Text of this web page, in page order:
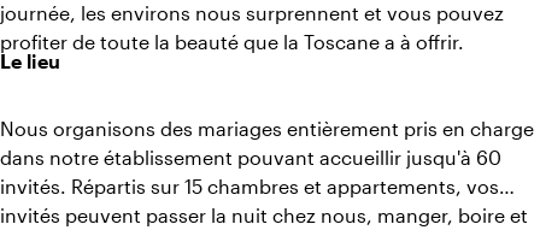
journée, les environs nous surprennent et vous pouvez
profiter de toute la beauté que la Toscane a à offrir.
Le lieu
Nous organisons des mariages entièrement pris en charge
dans notre établissement pouvant accueillir jusqu'à 60
invités. Répartis sur 15 chambres et appartements, vos
invités peuvent passer la nuit chez nous, manger, boire et